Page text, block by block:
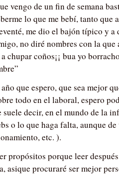
vengo de un fin de semana
lo que me bebí, tanto que
me dio el bajón típico y a
no diré nombres con la
chupar coños¡¡ bua yo
que espero, que sea mejor
todo en el laboral, espero
suele decir, en el mundo de la
o lo que haga falta, aunque
etc. ).
propósitos porque leer
asique procuraré ser mejor